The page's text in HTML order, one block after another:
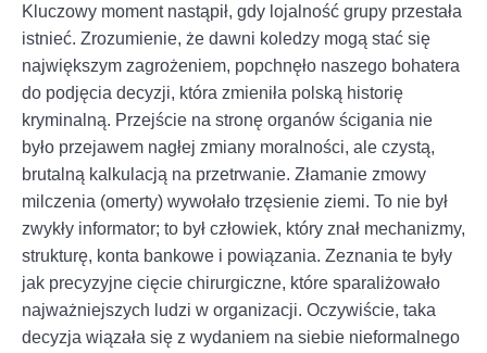
Kluczowy moment nastąpił, gdy lojalność grupy przestała
istnieć. Zrozumienie, że dawni koledzy mogą stać się
największym zagrożeniem, popchnęło naszego bohatera
do podjęcia decyzji, która zmieniła polską historię
kryminalną. Przejście na stronę organów ścigania nie
było przejawem nagłej zmiany moralności, ale czystą,
brutalną kalkulacją na przetrwanie. Złamanie zmowy
milczenia (omerty) wywołało trzęsienie ziemi. To nie był
zwykły informator; to był człowiek, który znał mechanizmy,
strukturę, konta bankowe i powiązania. Zeznania te były
jak precyzyjne cięcie chirurgiczne, które sparaliżowało
najważniejszych ludzi w organizacji. Oczywiście, taka
decyzja wiązała się z wydaniem na siebie nieformalnego